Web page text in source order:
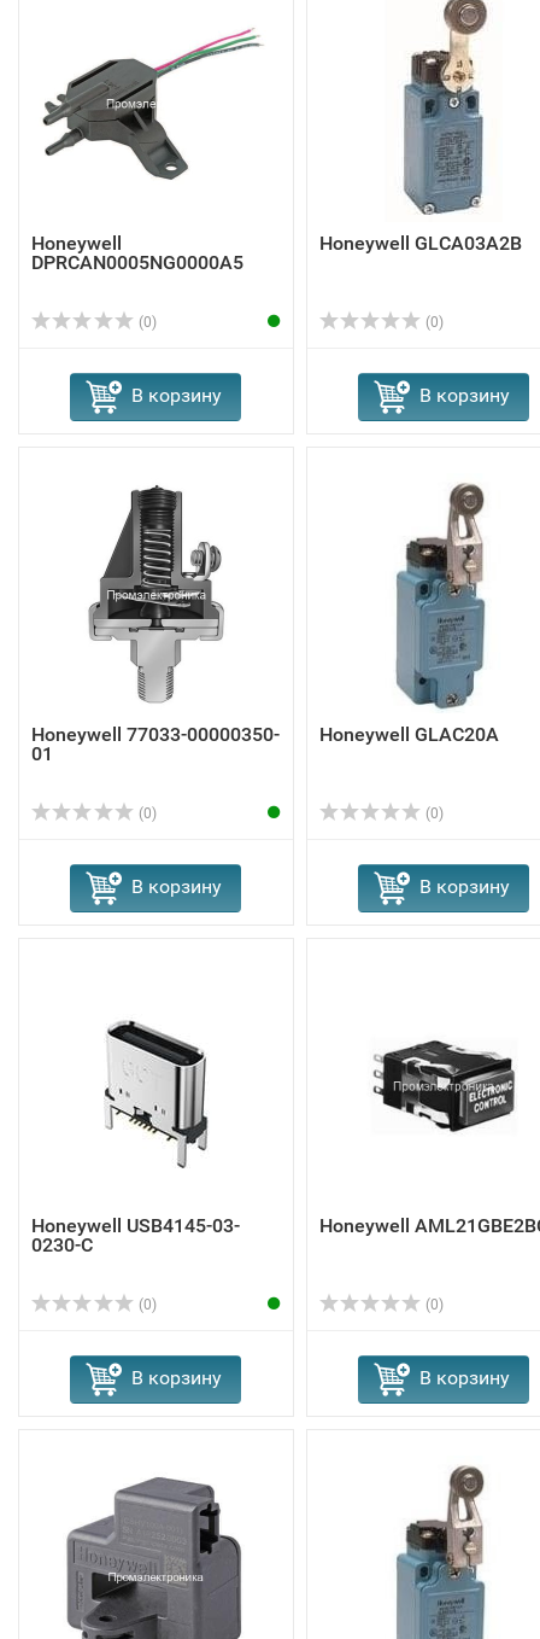
Honeywell
DPRCAN0005NG0000A5
(0)
В корзину
Honeywell GLCA03A2B
(0)
В корзину
Honeywell 77033-00000350-
01
(0)
В корзину
Honeywell GLAC20A
(0)
В корзину
Honeywell USB4145-03-
0230-C
(0)
В корзину
Honeywell
(0)
В корзину